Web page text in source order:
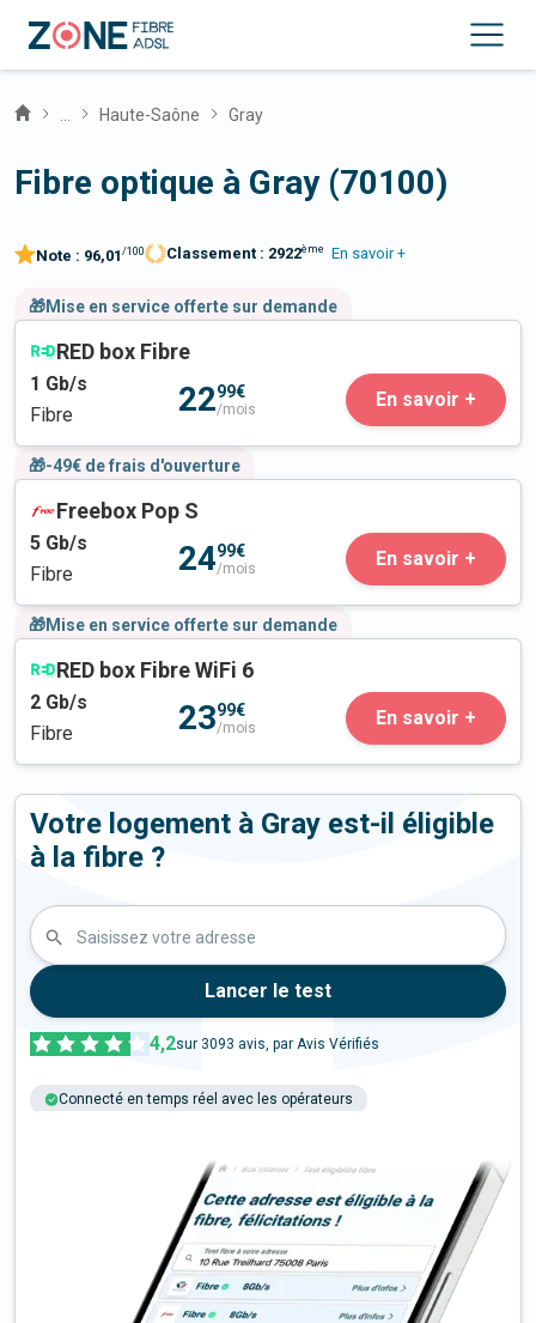
Haute-Saône Gray
Fibre optique à Gray (70100)
Note : 96,01 /100 Classement : 2922ème En savoir +
🎁Mise en service offerte sur demande
RED box Fibre
1 Gb/s
Fibre
2299€
/mois En savoir +
🎁-49€ de frais d'ouverture
Freebox Pop S
5 Gb/s
Fibre
2499€
/mois En savoir +
🎁Mise en service offerte sur demande
RED box Fibre WiFi 6
2 Gb/s
Fibre
2399€
/mois En savoir +
Votre logement à Gray est-il éligible
à la fibre ?
Saisissez votre adresse
Lancer le test
4,2sur 3093 avis, par Avis Vérifiés
Connecté en temps réel avec les opérateurs